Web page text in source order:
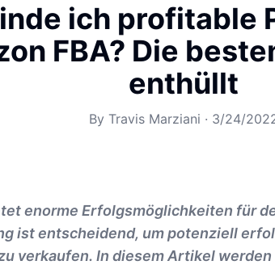
ich profitable
FBA? Die
enthüllt
By Travis Marziani · 3/24/
enorme Erfolgsmöglichkeiten für
ist entscheidend, um potenziell
verkaufen. In diesem Artikel